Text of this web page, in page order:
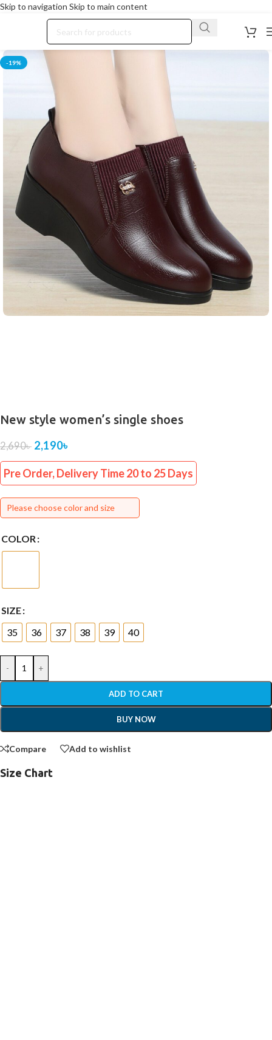
Skip to navigation Skip to main content
-19%
New style women’s single shoes
2,690৳ 2,190৳
Pre Order, Delivery Time 20 to 25 Days
Please choose color and size
COLOR
SIZE
35
36 37 38 39 40
- +
ADD TO CART
BUY NOW
Compare Add to wishlist
Size Chart